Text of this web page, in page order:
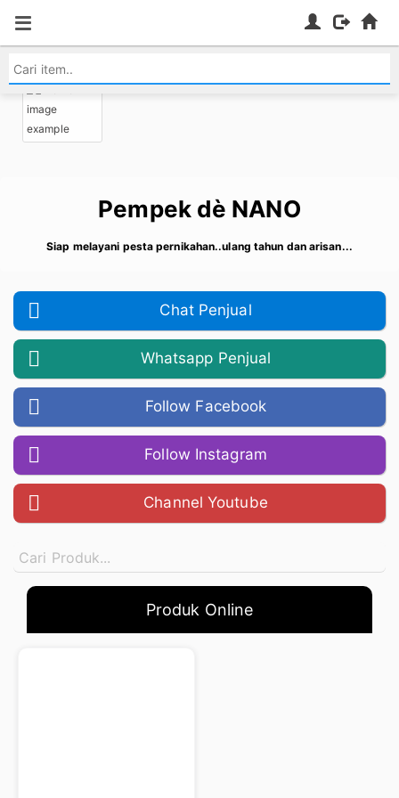
Pempek dè NANO
Siap melayani pesta pernikahan..ulang tahun dan arisan...
Chat Penjual
Whatsapp Penjual
Follow Facebook
Follow Instagram
Channel Youtube
Produk Online